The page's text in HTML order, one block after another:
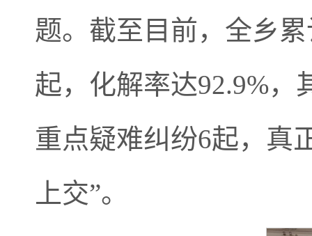
题。截至目前，全乡
起，化解率达92.9%
重点疑难纠纷6起，真
上交”。